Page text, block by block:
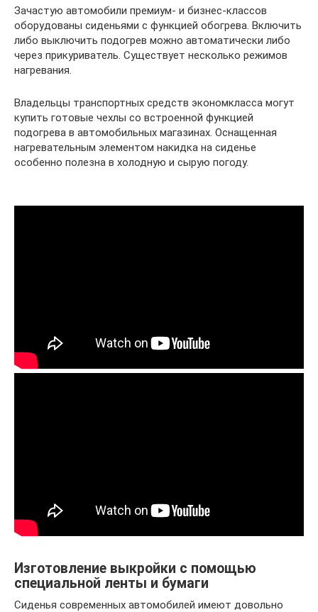
Зачастую автомобили премиум- и бизнес-классов
оборудованы сиденьями с функцией обогрева. Включить
либо выключить подогрев можно автоматически либо
через прикуриватель. Существует несколько режимов
нагревания.
Владельцы транспортных средств экономкласса могут
купить готовые чехлы со встроенной функцией
подогрева в автомобильных магазинах. Оснащенная
нагревательным элементом накидка на сиденье
особенно полезна в холодную и сырую погоду.
Изготовление выкройки с помощью
специальной ленты и бумаги
Сиденья современных автомобилей имеют довольно